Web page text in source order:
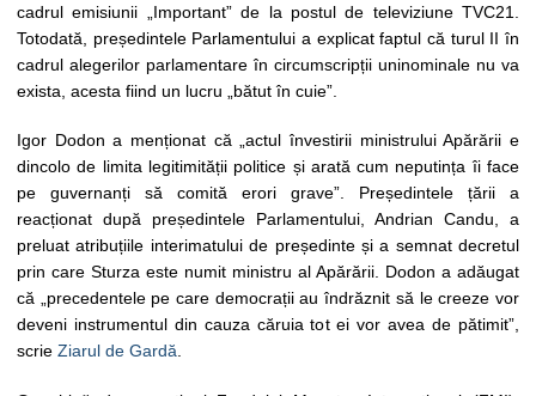
cadrul emisiunii „Important” de la postul de televiziune TVC21.
Totodată, președintele Parlamentului a explicat faptul că turul II în
cadrul alegerilor parlamentare în circumscripții uninominale nu va
exista, acesta fiind un lucru „bătut în cuie”.
Igor Dodon a menționat că „actul învestirii ministrului Apărării e
dincolo de limita legitimității politice și arată cum neputința îi face
pe guvernanți să comită erori grave”. Președintele țării a
reacționat după președintele Parlamentului, Andrian Candu, a
preluat atribuțiile interimatului de președinte și a semnat decretul
prin care Sturza este numit ministru al Apărării. Dodon a adăugat
că „precedentele pe care democrații au îndrăznit să le creeze vor
deveni instrumentul din cauza căruia tot ei vor avea de pătimit”,
scrie Ziarul de Gardă.